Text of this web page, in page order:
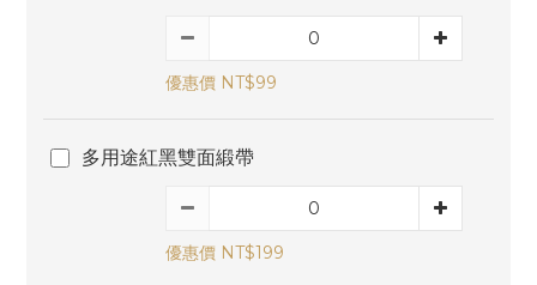
優惠價 NT$99
多用途紅黑雙面緞帶
優惠價 NT$199